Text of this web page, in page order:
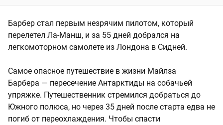
Барбер стал первым незрячим пилотом, который
перелетел Ла-Манш, и за 55 дней добрался на
легкомоторном самолете из Лондона в Сидней.
Самое опасное путешествие в жизни Майлза
Барбера — пересечение Антарктиды на собачьей
упряжке. Путешественник стремился добраться до
Южного полюса, но через 35 дней после старта едва не
погиб от переохлаждения. Чтобы спасти